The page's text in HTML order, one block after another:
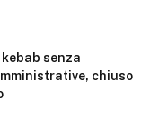
senza
chiuso